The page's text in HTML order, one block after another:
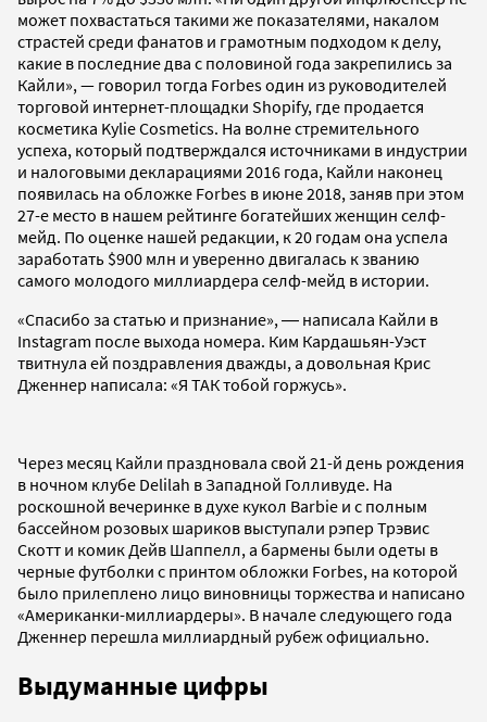
может похвастаться такими же показателями, накалом
страстей среди фанатов и грамотным подходом к делу,
какие в последние два с половиной года закрепились за
Кайли», — говорил тогда Forbes один из руководителей
торговой интернет-площадки Shopify, где продается
косметика Kylie Cosmetics. На волне стремительного
успеха, который подтверждался источниками в индустрии
и налоговыми декларациями 2016 года, Кайли наконец
появилась на обложке Forbes в июне 2018, заняв при этом
27-е место в нашем рейтинге богатейших женщин селф-
мейд. По оценке нашей редакции, к 20 годам она успела
заработать $900 млн и уверенно двигалась к званию
самого молодого миллиардера селф-мейд в истории.
«Спасибо за статью и признание», ― написала Кайли в
Instagram после выхода номера. Ким Кардашьян-Уэст
твитнула ей поздравления дважды, а довольная Крис
Дженнер написала: «Я ТАК тобой горжусь».
Через месяц Кайли праздновала свой 21-й день рождения
в ночном клубе Delilah в Западной Голливуде. На
роскошной вечеринке в духе кукол Barbie и с полным
бассейном розовых шариков выступали рэпер Трэвис
Скотт и комик Дейв Шаппелл, а бармены были одеты в
черные футболки с принтом обложки Forbes, на которой
было прилеплено лицо виновницы торжества и написано
«Американки-миллиардеры». В начале следующего года
Дженнер перешла миллиардный рубеж официально.
Выдуманные цифры